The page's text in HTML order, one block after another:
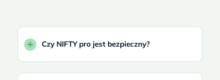
Czy NIFTY pro jest bezpieczny?